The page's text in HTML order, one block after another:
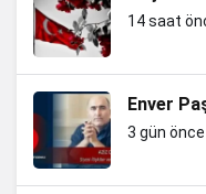
14 saat
Enver
3 gün önce